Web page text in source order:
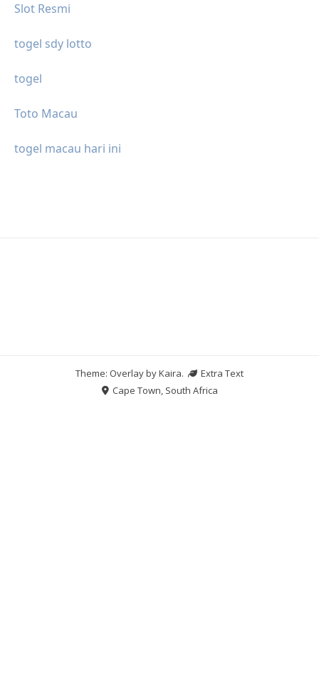
Slot Resmi
togel sdy lotto
togel
Toto Macau
togel macau hari ini
Theme: Overlay byKaira.
Extra Text
Cape Town, South Africa